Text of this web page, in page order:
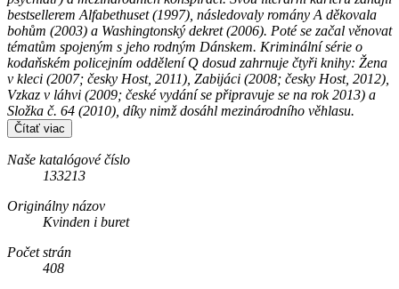
bestsellerem Alfabethuset (1997), následovaly romány A děkovala
bohům (2003) a Washingtonský dekret (2006). Poté se začal věnovat
tématům spojeným s jeho rodným Dánskem. Kriminální série o
kodaňském policejním oddělení Q dosud zahrnuje čtyři knihy: Žena
v kleci (2007; česky Host, 2011), Zabijáci (2008; česky Host, 2012),
Vzkaz v láhvi (2009; české vydání se připravuje se na rok 2013) a
Složka č. 64 (2010), díky nimž dosáhl mezinárodního věhlasu.
Čítať viac
Naše katalógové číslo
133213
Originálny názov
Kvinden i buret
Počet strán
408